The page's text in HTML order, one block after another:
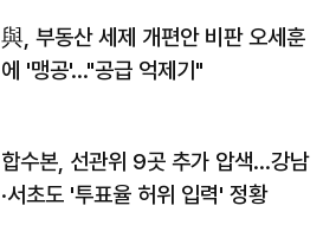
與, 부동산 세제 개편안 비판 오세훈
에 '맹공'…"공급 억제기"
합수본, 선관위 9곳 추가 압색…강남
·서초도 '투표율 허위 입력' 정황